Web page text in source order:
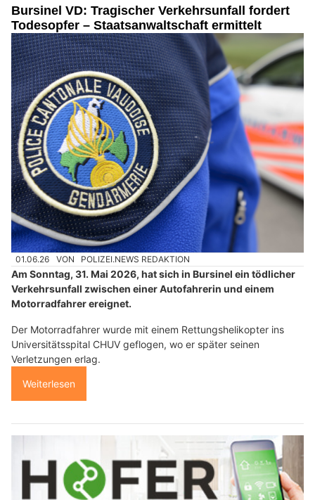
Bursinel VD: Tragischer Verkehrsunfall fordert
Todesopfer – Staatsanwaltschaft ermittelt
01.06.26 VON POLIZEI.NEWS REDAKTION
Am Sonntag, 31. Mai 2026, hat sich in Bursinel ein tödlicher
Verkehrsunfall zwischen einer Autofahrerin und einem
Motorradfahrer ereignet.
Der Motorradfahrer wurde mit einem Rettungshelikopter ins
Universitätsspital CHUV geflogen, wo er später seinen
Verletzungen erlag.
Weiterlesen